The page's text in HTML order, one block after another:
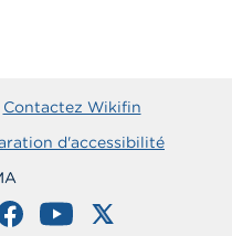
Contactez Wikifin
d'accessibilité